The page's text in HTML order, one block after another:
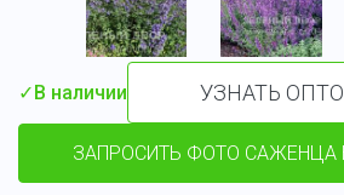
✓В наличии УЗНАТЬ
ЗАПРОСИТЬ ФОТО САЖЕНЦА